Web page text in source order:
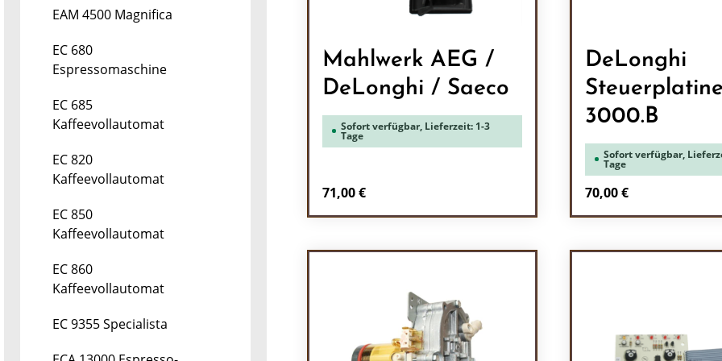
EAM 4500 Magnifica
EC 680
Espressomaschine
EC 685
Kaffeevollautomat
EC 820
Kaffeevollautomat
EC 850
Kaffeevollautomat
EC 860
Kaffeevollautomat
EC 9355 Specialista
Mahlwerk AEG /
DeLonghi / Saeco
Sofort verfügbar, Lieferzeit: 1-3
Tage
Regulärer Preis:
71,00 €
DeLonghi
3000.B
Sofort verfügbar,
Tage
Regulärer Preis:
70,00 €